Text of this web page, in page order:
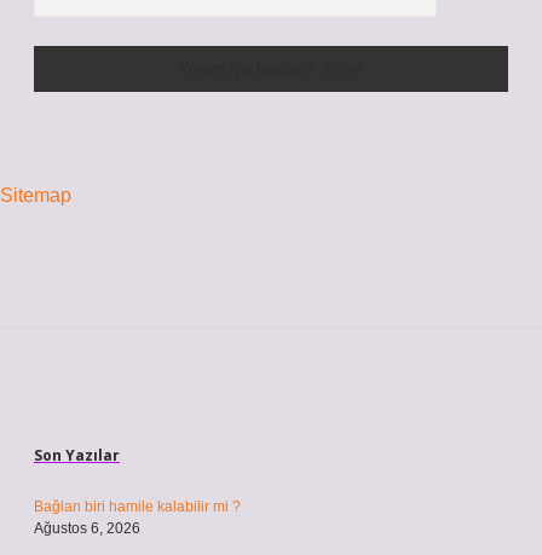
Sitemap
Son Yazılar
Bağlan biri hamile kalabilir mi ?
Ağustos 6, 2026